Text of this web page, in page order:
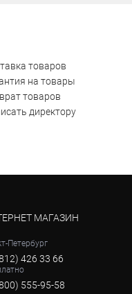
товаров
на товары
товаров
директору
МАГАЗИН
Петербург
426 33 66
555-95-58